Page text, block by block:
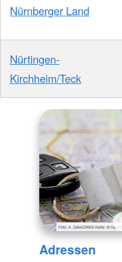
Nürnberger Land
Nürtingen-
Kirchheim/Teck
Adressen